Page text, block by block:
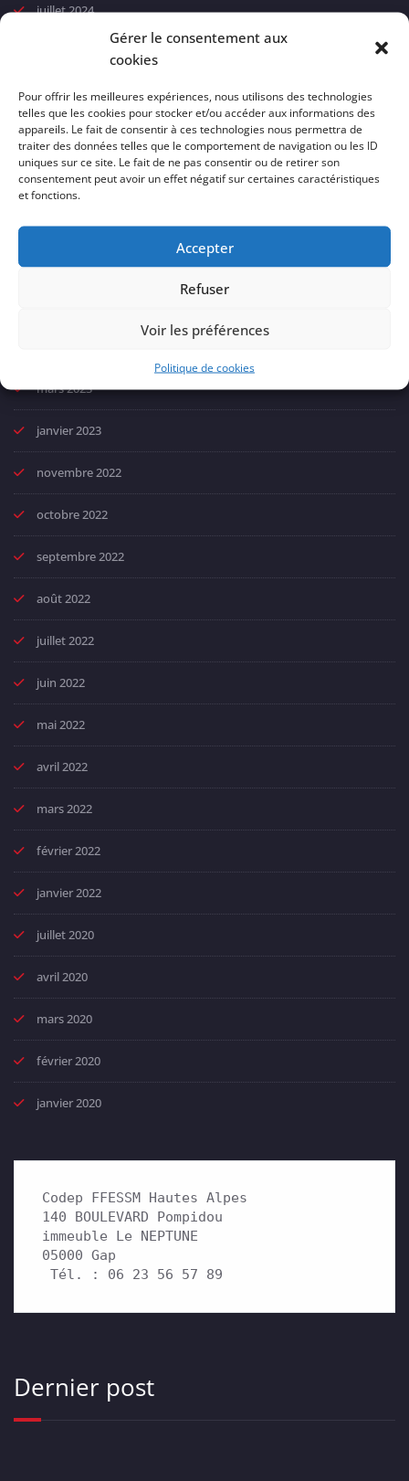
Gérer le consentement aux
cookies
Pour offrir les meilleures expériences, nous utilisons des technologies
telles que les cookies pour stocker et/ou accéder aux informations des
appareils. Le fait de consentir à ces technologies nous permettra de
traiter des données telles que le comportement de navigation ou les ID
uniques sur ce site. Le fait de ne pas consentir ou de retirer son
consentement peut avoir un effet négatif sur certaines caractéristiques
et fonctions.
Accepter
Refuser
Voir les préférences
Politique de cookies
juillet 2024
avril 2024
mars 2024
février 2024
mars 2023
janvier 2023
novembre 2022
octobre 2022
septembre 2022
août 2022
juillet 2022
juin 2022
mai 2022
avril 2022
mars 2022
février 2022
janvier 2022
juillet 2020
avril 2020
mars 2020
février 2020
janvier 2020
Codep FFESSM Hautes Alpes
140 BOULEVARD Pompidou
immeuble Le NEPTUNE
05000 Gap
Tél. : 06 23 56 57 89
Dernier post